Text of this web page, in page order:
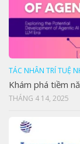
TÁC NHÂN TRÍ TUỆ
Khám phá tiềm
THÁNG 4 14, 2025